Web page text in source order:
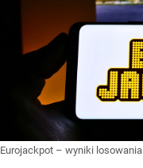
Eurojackpot – wyniki losowania